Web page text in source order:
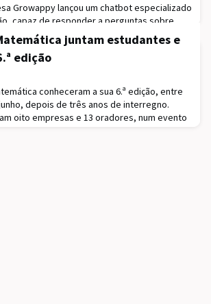
Growappy lançou um chatbot especializado
capaz de responder a perguntas sobre
rotina diária das crianças, dificuldades de
para crianças com necessidades
Os três fundadores, engenheiros
Superior Técnico, estão a utilizar o
da OpenAI, responsáve
juntam estudantes e
edição
conheceram a sua 6.ª edição, entre
depois de três anos de interregno.
oito empresas e 13 oradores, num evento